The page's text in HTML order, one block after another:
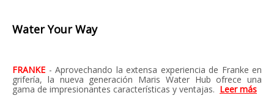
Water Your Way
FRANKE - Aprovechando la extensa experiencia de Franke en
grifería, la nueva generación Maris Water Hub ofrece una
gama de impresionantes características y ventajas. Leer más